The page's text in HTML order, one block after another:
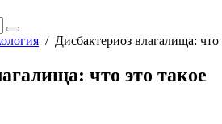
/ Дисбактериоз влагалища: что
что это такое